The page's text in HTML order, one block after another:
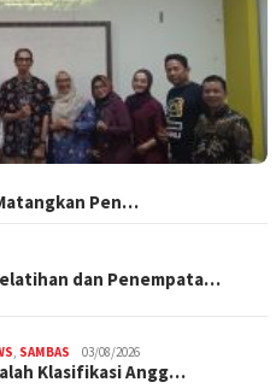
Pen…
dan Penempata…
, SAMBAS 03/08/2026
Klasifikasi Angg…